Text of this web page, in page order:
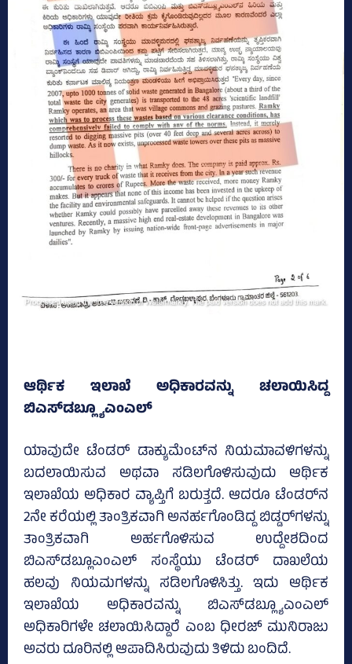
ಆರ್ಥಿಕ ಇಲಾಖೆ ಅಧಿಕಾರವನ್ನು ಚಲಾಯಿಸಿದ್ದ
ಬಿಎಸ್‌ಡಬ್ಲ್ಯೂಎಂಎಲ್‌
ಯಾವುದೇ ಟೆಂಡರ್ ಡಾಕ್ಯುಮೆಂಟ್‌ನ ನಿಯಮಾವಳಿಗಳನ್ನು
ಬದಲಾಯಿಸುವ ಅಥವಾ ಸಡಿಲಗೊಳಿಸುವುದು ಆರ್ಥಿಕ
ಇಲಾಖೆಯ ಅಧಿಕಾರ ವ್ಯಾಪ್ತಿಗೆ ಬರುತ್ತದೆ. ಆದರೂ ಟೆಂಡರ್‌ನ
2ನೇ ಕರೆಯಲ್ಲಿ ತಾಂತ್ರಿಕವಾಗಿ ಅನರ್ಹಗೊಂಡಿದ್ದ ಬಿಡ್ಡರ್‌ಗಳನ್ನು
ತಾಂತ್ರಿಕವಾಗಿ ಅರ್ಹಗೊಳಿಸುವ ಉದ್ದೇಶದಿಂದ
ಬಿಎಸ್‌ಡಬ್ಲೂಎಂಎಲ್ ಸಂಸ್ಥೆಯು ಟೆಂಡರ್ ದಾಖಲೆಯ
ಹಲವು ನಿಯಮಗಳನ್ನು ಸಡಿಲಗೊಳಿಸಿತ್ತು. ಇದು ಆರ್ಥಿಕ
ಇಲಾಖೆಯ ಅಧಿಕಾರವನ್ನು ಬಿಎಸ್‌ಡಬ್ಲ್ಯೂಎಂಎಲ್
ಅಧಿಕಾರಿಗಳೇ ಚಲಾಯಿಸಿದ್ದಾರೆ ಎಂಬ ಧೀರಜ್ ಮುನಿರಾಜು
ಅವರು ದೂರಿನಲ್ಲಿ ಆಪಾದಿಸಿರುವುದು ತಿಳಿದು ಬಂದಿದೆ.